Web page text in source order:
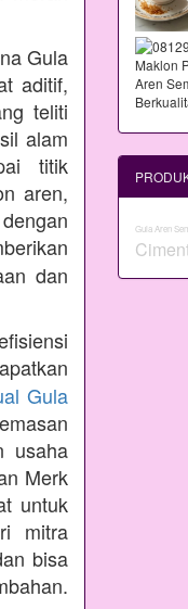
Gula
aditif,
teliti
alam
titik
aren,
dan
Gula
usaha
Merk
untuk
mitra
bisa
Gula Aren